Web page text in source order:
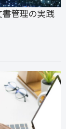
管理の実践